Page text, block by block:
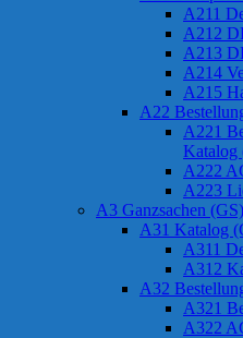
A211
A212
A213
A214
A215
A22
A221
Katalog
A222
A223
A3 Ganzsachen (GS)
A31 Katalog
A311
A312
A32
A321
A322